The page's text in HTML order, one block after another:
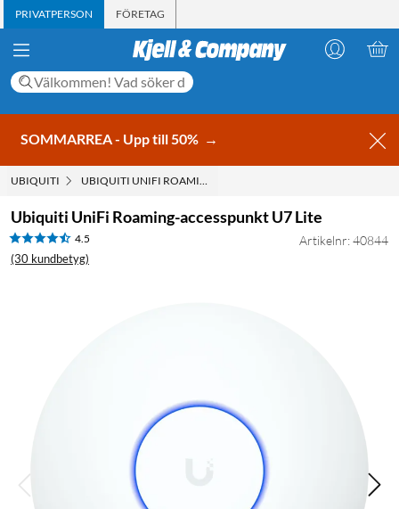
PRIVATPERSON FÖRETAG
SOMMARREA - Upp till 50% →
UBIQUITI UBIQUITI UNIFI ROAMING-ACCESSPUNKT U7 LITE
Ubiquiti UniFi Roaming-accesspunkt U7 Lite
4.5
(30 kundbetyg)
Artikelnr: 40844